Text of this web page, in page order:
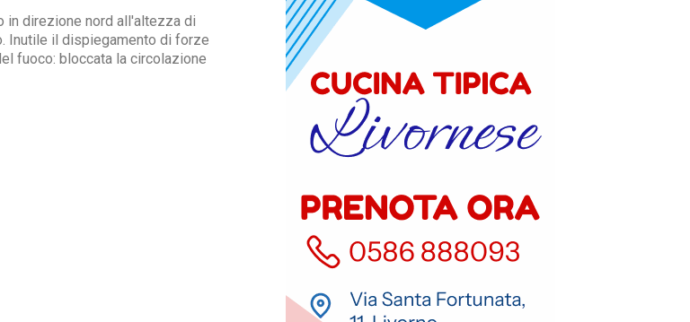
in direzione nord all'altezza di
Inutile il dispiegamento di forze
fuoco: bloccata la circolazione